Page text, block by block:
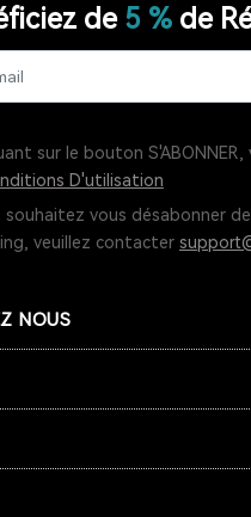
RESTAURANT PAGER
POUR CUISINE
DE HAUT-PARLEUR DE
À L'ÉCRAN BIPEUR
BIDIRECTIONNEL
de 5 %de
sur le bouton
D'utilisation
souhaitez vous désabonner
veuillez contacter
NOUS